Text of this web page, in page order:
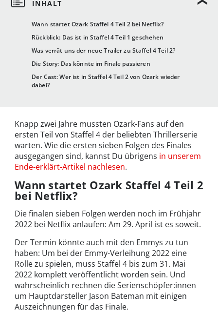
Wann startet Ozark Staffel 4 Teil 2 bei Netflix?
Rückblick: Das ist in Staffel 4 Teil 1 geschehen
Was verrät uns der neue Trailer zu Staffel 4 Teil 2?
Die Story: Das könnte im Finale passieren
Der Cast: Wer ist in Staffel 4 Teil 2 von Ozark wieder
dabei?
Knapp zwei Jahre mussten Ozark-Fans auf den
ersten Teil von Staffel 4 der beliebten Thrillerserie
warten. Wie die ersten sieben Folgen des Finales
ausgegangen sind, kannst Du übrigens in unserem
Ende-erklärt-Artikel nachlesen.
Wann startet Ozark Staffel 4 Teil 2
bei Netflix?
Die finalen sieben Folgen werden noch im Frühjahr
2022 bei Netflix anlaufen: Am 29. April ist es soweit.
Der Termin könnte auch mit den Emmys zu tun
haben: Um bei der Emmy-Verleihung 2022 eine
Rolle zu spielen, muss Staffel 4 bis zum 31. Mai
2022 komplett veröffentlicht worden sein. Und
wahrscheinlich rechnen die Serienschöpfer:innen
um Hauptdarsteller Jason Bateman mit einigen
Auszeichnungen für das Finale.